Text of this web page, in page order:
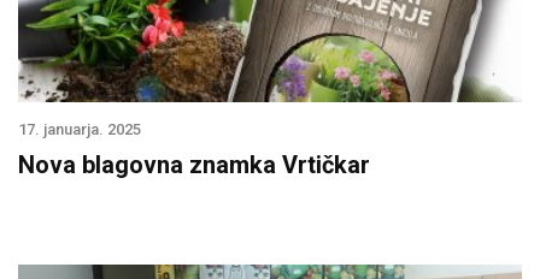
17. januarja. 2025
Nova blagovna znamka Vrtičkar